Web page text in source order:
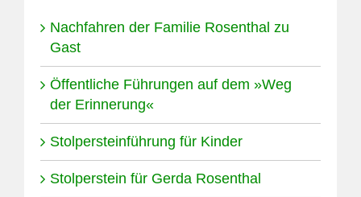
Nachfahren der Familie Rosenthal zu
Gast
Öffentliche Führungen auf dem »Weg
der Erinnerung«
Stolpersteinführung für Kinder
Stolperstein für Gerda Rosenthal